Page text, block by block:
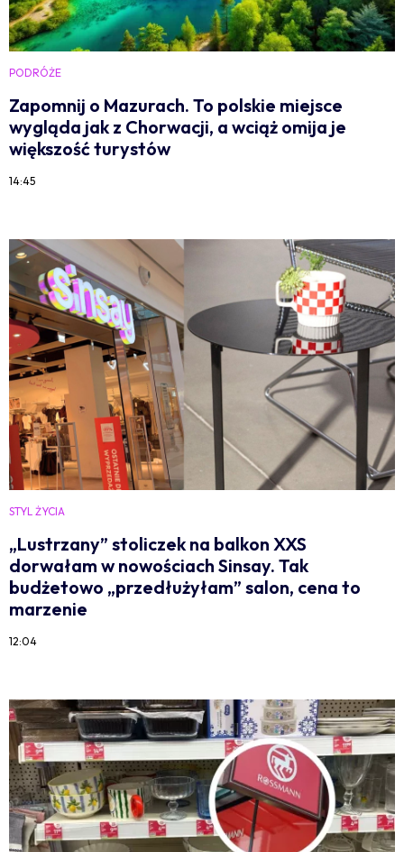
PODRÓŻE
Zapomnij o Mazurach. To polskie miejsce
wygląda jak z Chorwacji, a wciąż omija je
większość turystów
14:45
STYL ŻYCIA
„Lustrzany” stoliczek na balkon XXS
dorwałam w nowościach Sinsay. Tak
budżetowo „przedłużyłam” salon, cena to
marzenie
12:04